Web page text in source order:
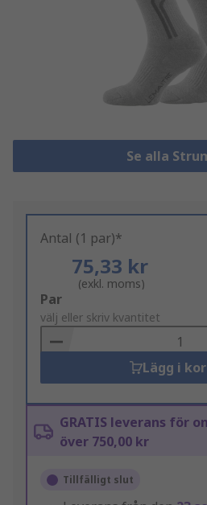
Se alla
Antal (1 par)*
75,33 kr
(exkl. moms)
Add
to
Basket
Par
välj eller skriv kvantitet
Lägg i
GRATIS leverans för
över 750,00 kr
Tillfälligt slut